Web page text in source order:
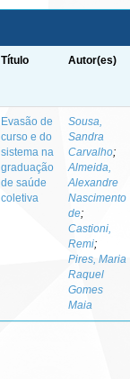
Título Autor(es)
Evasão de
curso e do
sistema na
graduação
de saúde
coletiva
Sousa,
Sandra
Carvalho;
Almeida,
Alexandre
Nascimento
de;
Castioni,
Remi;
Pires, Maria
Raquel
Gomes
Maia